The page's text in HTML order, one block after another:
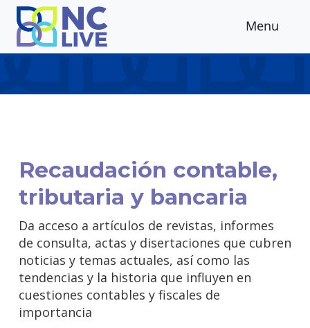
Skip to main content
Menu
Recaudación contable,
tributaria y bancaria
Da acceso a artículos de revistas, informes
de consulta, actas y disertaciones que cubren
noticias y temas actuales, así como las
tendencias y la historia que influyen en
cuestiones contables y fiscales de
importancia